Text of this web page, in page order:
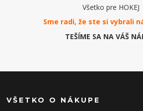
Všetko pre HOKEJ
Sme radi, že ste si vybrali
TEŠÍME SA NA VÁŠ
VŠETKO O NÁKUPE